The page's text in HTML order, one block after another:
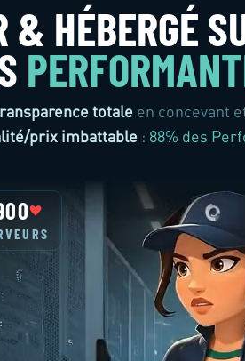
& HÉBERGÉ
totale en concevant
prix imbattable : 88% des